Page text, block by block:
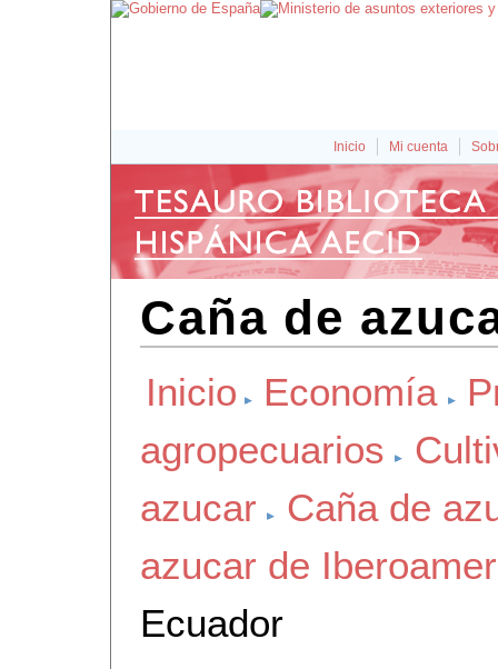
Inicio Mi cuenta
Caña de
Inicio Economía
agropecuarios
azucar
Caña de
azucar de
Ecuador